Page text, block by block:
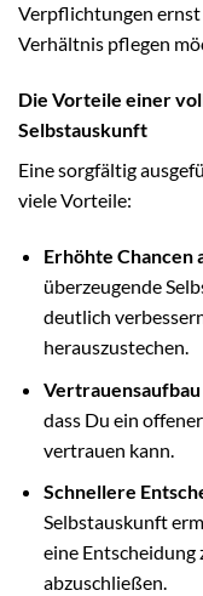
Verpflichtungen
Verhältnis pflegen
Die Vorteile einer
Selbstauskunft
Eine sorgfältig
viele Vorteile:
Erhöhte Chancen
überzeugende
deutlich
herauszustechen.
dass Du ein
vertrauen kann.
Schnellere
Selbstauskunft
eine Entscheidung
abzuschließen.